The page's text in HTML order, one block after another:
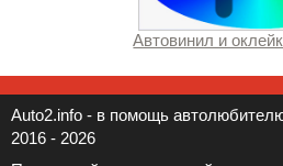
Автовинил и
Auto2.info - в помощь
2016 - 2026